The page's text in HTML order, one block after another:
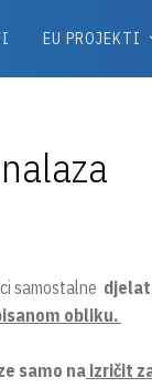
EU PROJEKTI
samostalne
obliku.
samo na izričit